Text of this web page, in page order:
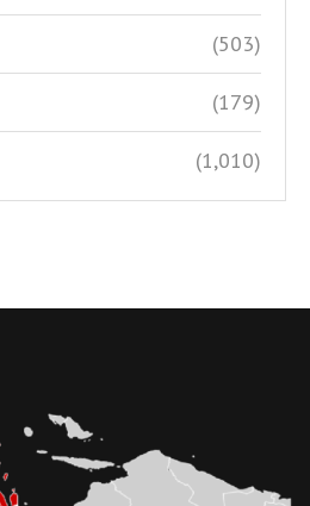
(503)
(179)
(1,010)